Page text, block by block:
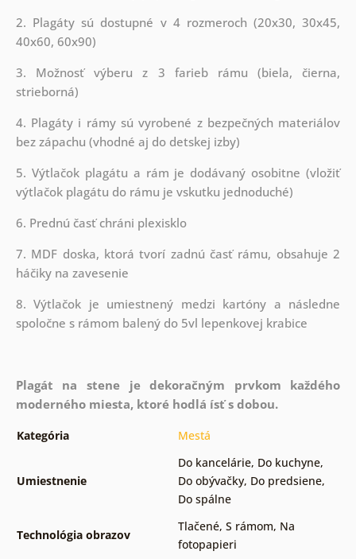
2. Plagáty sú dostupné v 4 rozmeroch (20x30, 30x45,
40x60, 60x90)
3. Možnosť výberu z 3 farieb rámu (biela, čierna,
strieborná)
4. Plagáty i rámy sú vyrobené z bezpečných materiálov
bez zápachu (vhodné aj do detskej izby)
5. Výtlačok plagátu a rám je dodávaný osobitne (vložiť
výtlačok plagátu do rámu je vskutku jednoduché)
6. Prednú časť chráni plexisklo
7. MDF doska, ktorá tvorí zadnú časť rámu, obsahuje 2
háčiky na zavesenie
8. Výtlačok je umiestnený medzi kartóny a následne
spoločne s rámom balený do 5vl lepenkovej krabice
Plagát na stene je dekoračným prvkom každého
moderného miesta, ktoré hodlá ísť s dobou.
Kategória Mestá
Umiestnenie
Do kancelárie, Do kuchyne,
Do obývačky, Do predsiene,
Do spálne
Technológia obrazov
Tlačené, S rámom, Na
fotopapieri